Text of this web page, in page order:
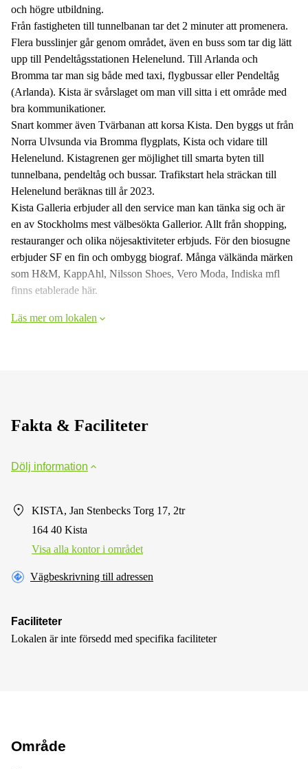
och högre utbildning.
Från fastigheten till tunnelbanan tar det 2 minuter att promenera.
Flera busslinjer går genom området, även en buss som tar dig lätt
upp till Pendeltågsstationen Helenelund. Till Arlanda och
Bromma tar man sig både med taxi, flygbussar eller Pendeltåg
(Arlanda). Kista är svårslaget om man vill sitta i ett område med
bra kommunikationer.
Snart kommer även Tvärbanan att korsa Kista. Den byggs ut från
Norra Ulvsunda via Bromma flygplats, Kista och vidare till
Helenelund. Kistagrenen ger möjlighet till smarta byten till
tunnelbana, pendeltåg och bussar. Trafikstart hela sträckan till
Helenelund beräknas till år 2023.
Kista Galleria erbjuder all den service man kan tänka sig och är
en av Stockholms mest välbesökta Gallerior. Allt från shopping,
restauranger och olika nöjesaktiviteter erbjuds. För den biosugne
erbjuder SF en fin och ombygg biograf. Många välkända märken
som H&M, KappAhl, Nilsson Shoes, Vero Moda, Indiska mfl
finns etablerade här.
Läs mer om lokalen
Fakta & Faciliteter
Dölj information
KISTA, Jan Stenbecks Torg 17, 2tr
164 40 Kista
Visa alla kontor i området
Vägbeskrivning till adressen
Faciliteter
Lokalen är inte försedd med specifika faciliteter
Område